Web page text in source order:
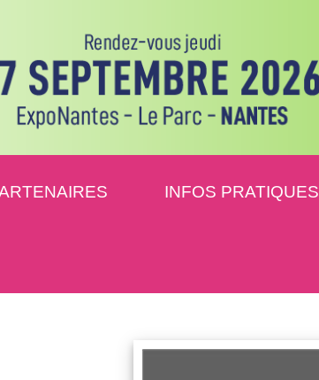
INFOS PRATIQUES